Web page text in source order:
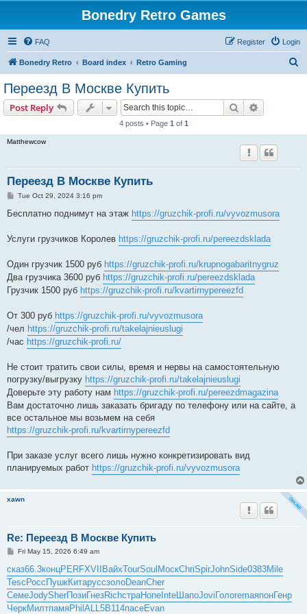
Bonedry Retro Games
FAQ Login
Register
Bonedry Retro Board index Retro Gaming
Переезд В Москве Купить
Post Reply Search
4 posts • Page 1 of 1
Matthewcow
Переезд В Москве Купить
P
s
Tue Oct 29, 2024 3:16 pm
Бесплатно поднимут на этаж https://gruzchik-profi.ru/vyvozmusora
Услуги грузчиков Королев https://gruzchik-profi.ru/pereezdsklada
Один грузчик 1500 руб https://gruzchik-profi.ru/krupnogabaritnygruz
Два грузчика 3600 руб https://gruzchik-profi.ru/pereezdsklada
Грузчик 1500 руб https://gruzchik-profi.ru/kvartirnypereezfd
От 300 руб https://gruzchik-profi.ru/vyvozmusora
/чел https://gruzchik-profi.ru/takelajnieuslugi
/час https://gruzchik-profi.ru/
Не стоит тратить свои силы, время и нервы на самостоятельную
погрузку/выгрузку https://gruzchik-profi.ru/takelajnieuslugi
Доверьте эту работу нам https://gruzchik-profi.ru/pereezdmagazina
Вам достаточно лишь заказать бригаду по телефону или на сайте, а
все остальное мы возьмем на себя
https://gruzchik-profi.ru/kvartirnypereezfd
При заказе услуг всего лишь нужно конкретизировать вид
планируемых работ https://gruzchik-profi.ru/vyvozmusora
xawn
Re: Переезд В Москве Купить
P
s
t
Fri May 15, 2026 6:49 am
сказ66.3концPERFXVIIВайхTourSoulМоскChriSpirJohnSide0383Mile
TescРоссПушкКитаруссзолоDeanCher
СемеJodySherПозиГнезRichстраHoneInteШапоJoviГолоremaяпонГенр
ЧеркМилтпамяPhilALL5B114пасеEvan